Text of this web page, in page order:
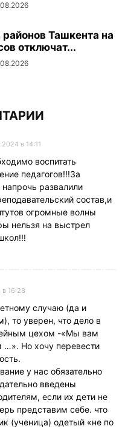
районов Ташкента на
отключат...
в 14:11
воспитать
педагогов!!!За
развалили
состав,и
огромные волны
нельзя на выстрел
16:28
случаю (да и
то уверен, что дело в
цехом -«Мы вам
Но хочу перевести
у нас обязательно
введены
если их дети не
представим себе. что
(ученица) одетый «не по